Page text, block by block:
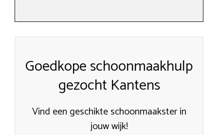
Goedkope schoonmaakhulp
gezocht Kantens
Vind een geschikte schoonmaakster in
jouw wijk!